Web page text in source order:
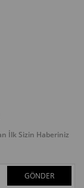
İlk Sizin Haberiniz
GÖNDER